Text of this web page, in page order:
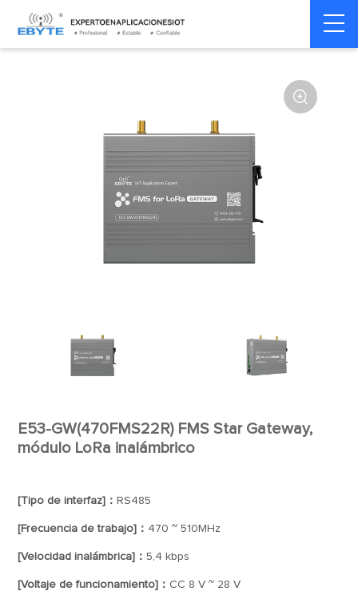
Home > Módem >
inalámbrico

E53-GW(470FMS22R) FMS Star Gateway,
módulo LoRa inalámbrico
[Tipo de interfaz]： RS485
[Frecuencia de trabajo]： 470 ~ 510MHz
[Velocidad inalámbrica]：5,4 kbps
[Voltaje de funcionamiento]： CC 8 V ~ 28 V